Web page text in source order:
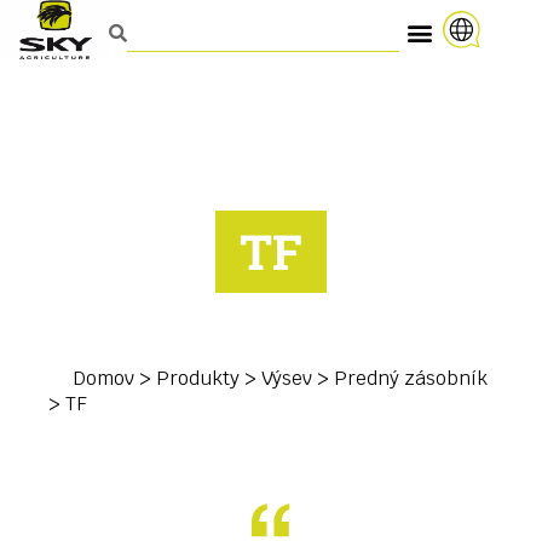
TF
Domov > Produkty > Výsev > Predný zásobník
> TF